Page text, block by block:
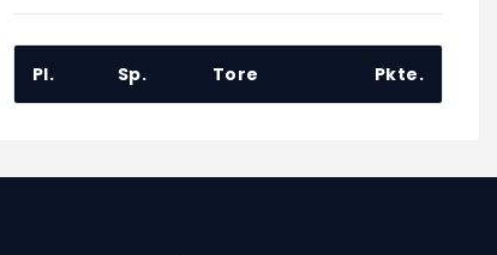
Pl. Sp. Tore Pkte.